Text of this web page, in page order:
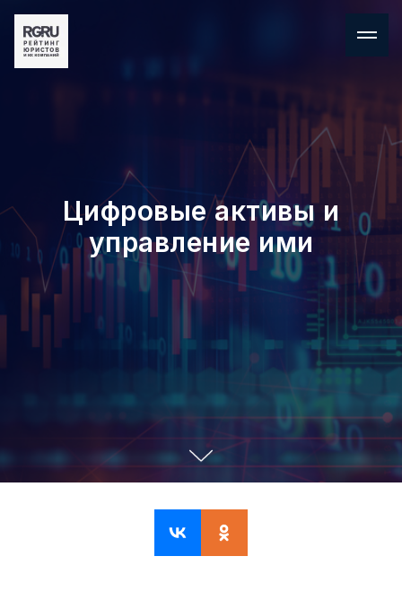
Цифровые активы и
управление ими